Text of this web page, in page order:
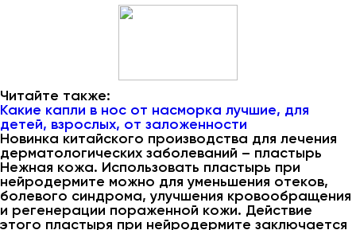
Читайте также:
Какие капли в нос от насморка лучшие, для
детей, взрослых, от заложенности
Новинка китайского производства для лечения
дерматологических заболеваний – пластырь
Нежная кожа. Использовать пластырь при
нейродермите можно для уменьшения отеков,
болевого синдрома, улучшения кровообращения
и регенерации пораженной кожи. Действие
этого пластыря при нейродермите заключается